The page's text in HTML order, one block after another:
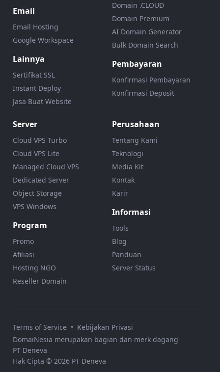
Email
Email Hosting
Google Workspace
Lainnya
Sertifikat SSL
Instant Deploy
Jasa Buat Website
Domain .CLOUD
Domain Premium
AI Domain Generator
Bulk Domain Search
Pembayaran
Konfirmasi Pembayaran
Konfirmasi Deposit
Server
Cloud VPS Turbo
Cloud VPS Lite
Managed Cloud VPS
Dedicated Server
Object Storage
VPS Windows
Program
Promo
Afiliasi
Hosting NGO
Reseller Domain
Perusahaan
Tentang Kami
Teknologi
Media Kit
Kontak
Karir
Informasi
Tools
Blog
Panduan
Server Status
Terms of Service • Kebijakan Privasi
DomaiNesia merupakan bagian dan merk dagang
PT Deneva
Hak Cipta © 2026 PT Deneva